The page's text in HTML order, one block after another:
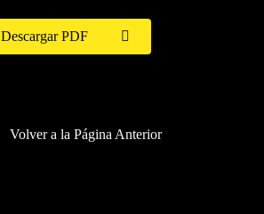
Descargar PDF
Volver a la Página Anterior